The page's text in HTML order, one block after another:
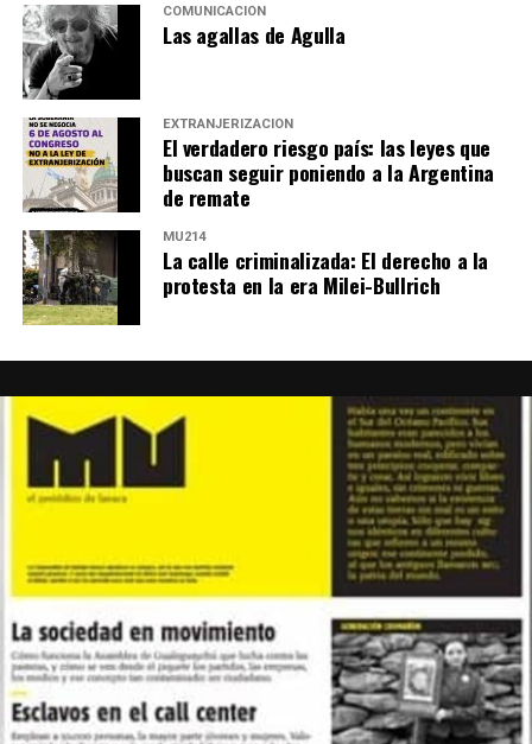
COMUNICACIÓN
Las agallas de Agulla
EXTRANJERIZACIÓN
El verdadero riesgo país: las leyes que
buscan seguir poniendo a la Argentina
de remate
MU214
La calle criminalizada: El derecho a la
protesta en la era Milei-Bullrich